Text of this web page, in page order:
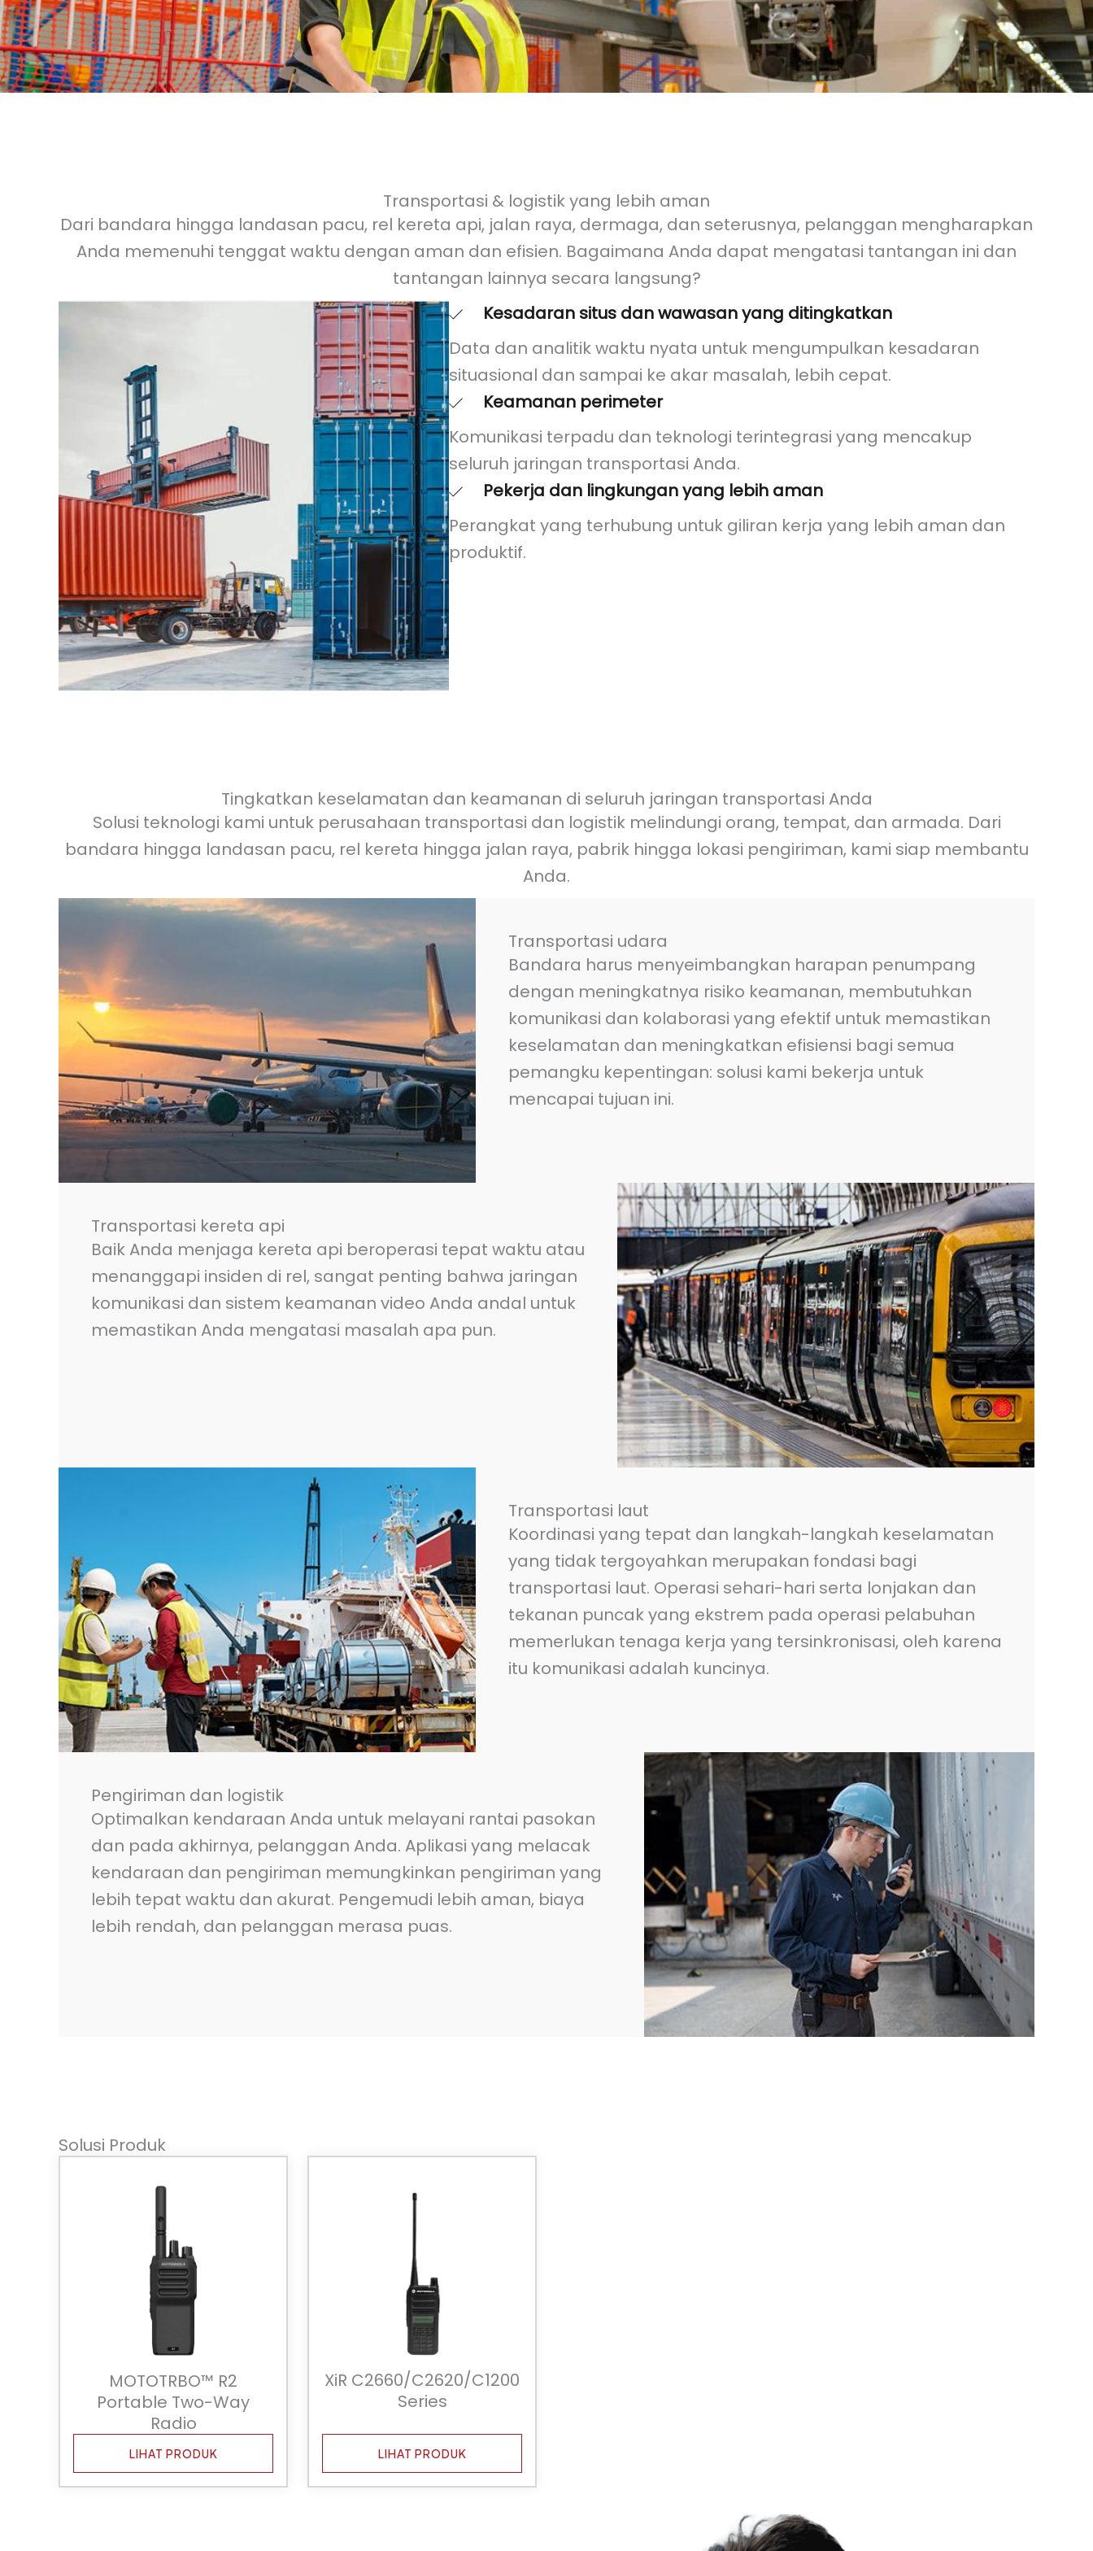
Transportasi & logistik yang lebih aman
Dari bandara hingga landasan pacu, rel kereta api, jalan raya, dermaga, dan seterusnya, pelanggan mengharapkan
Anda memenuhi tenggat waktu dengan aman dan efisien. Bagaimana Anda dapat mengatasi tantangan ini dan
tantangan lainnya secara langsung?
Kesadaran situs dan wawasan yang ditingkatkan
Data dan analitik waktu nyata untuk mengumpulkan kesadaran
situasional dan sampai ke akar masalah, lebih cepat.
Keamanan perimeter
Komunikasi terpadu dan teknologi terintegrasi yang mencakup
seluruh jaringan transportasi Anda.
Pekerja dan lingkungan yang lebih aman
Perangkat yang terhubung untuk giliran kerja yang lebih aman dan
produktif.
Tingkatkan keselamatan dan keamanan di seluruh jaringan transportasi Anda
Solusi teknologi kami untuk perusahaan transportasi dan logistik melindungi orang, tempat, dan armada. Dari
bandara hingga landasan pacu, rel kereta hingga jalan raya, pabrik hingga lokasi pengiriman, kami siap membantu
Anda.
Transportasi udara
Bandara harus menyeimbangkan harapan penumpang
dengan meningkatnya risiko keamanan, membutuhkan
komunikasi dan kolaborasi yang efektif untuk memastikan
keselamatan dan meningkatkan efisiensi bagi semua
pemangku kepentingan: solusi kami bekerja untuk
mencapai tujuan ini.
Transportasi kereta api
Baik Anda menjaga kereta api beroperasi tepat waktu atau
menanggapi insiden di rel, sangat penting bahwa jaringan
komunikasi dan sistem keamanan video Anda andal untuk
memastikan Anda mengatasi masalah apa pun.
Transportasi laut
Koordinasi yang tepat dan langkah-langkah keselamatan
yang tidak tergoyahkan merupakan fondasi bagi
transportasi laut. Operasi sehari-hari serta lonjakan dan
tekanan puncak yang ekstrem pada operasi pelabuhan
memerlukan tenaga kerja yang tersinkronisasi, oleh karena
itu komunikasi adalah kuncinya.
Pengiriman dan logistik
Optimalkan kendaraan Anda untuk melayani rantai pasokan
dan pada akhirnya, pelanggan Anda. Aplikasi yang melacak
kendaraan dan pengiriman memungkinkan pengiriman yang
lebih tepat waktu dan akurat. Pengemudi lebih aman, biaya
lebih rendah, dan pelanggan merasa puas.
Solusi Produk
MOTOTRBO™ R2
Portable Two-Way
Radio
LIHAT PRODUK
XiR C2660/C2620/C1200
Series
LIHAT PRODUK